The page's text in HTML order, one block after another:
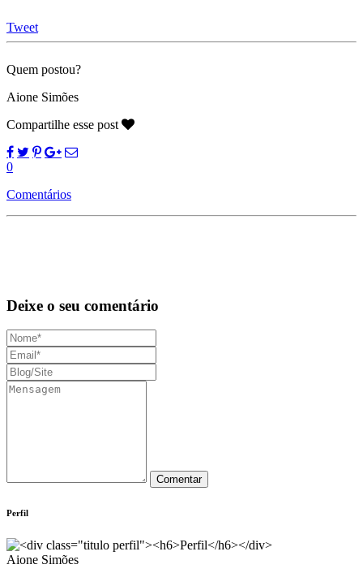
Tweet
Quem postou?
Aione Simões
Compartilhe esse post
0
Comentários
Deixe o seu comentário
Perfil
Aione Simões